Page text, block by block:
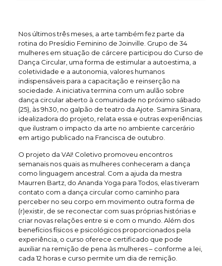
Nos últimos três meses, a arte também fez parte da
rotina do Presídio Feminino de Joinville. Grupo de 34
mulheres em situação de cárcere participou do Curso de
Dança Circular, uma forma de estimular a autoestima, a
coletividade e a autonomia, valores humanos
indispensáveis para a capacitação e reinserção na
sociedade. A iniciativa termina com um aulão sobre
dança circular aberto à comunidade no próximo sábado
(25), às 9h30, no galpão de teatro da Ajote. Samira Sinara,
idealizadora do projeto, relata essa e outras experiências
que ilustram o impacto da arte no ambiente carcerário
em artigo publicado na Francisca de outubro.
O projeto da VAI! Coletivo promoveu encontros
semanais nos quais as mulheres conheceram a dança
como linguagem ancestral. Com a ajuda da mestra
Maurren Bartz, do Ananda Yoga para Todos, elas tiveram
contato com a dança circular como caminho para
perceber no seu corpo em movimento outra forma de
(r)existir, de se reconectar com suas próprias histórias e
criar novas relações entre si e com o mundo. Além dos
benefícios físicos e psicológicos proporcionados pela
experiência, o curso oferece certificado que pode
auxiliar na remição de pena às mulheres – conforme a lei,
cada 12 horas e curso permite um dia de remição.